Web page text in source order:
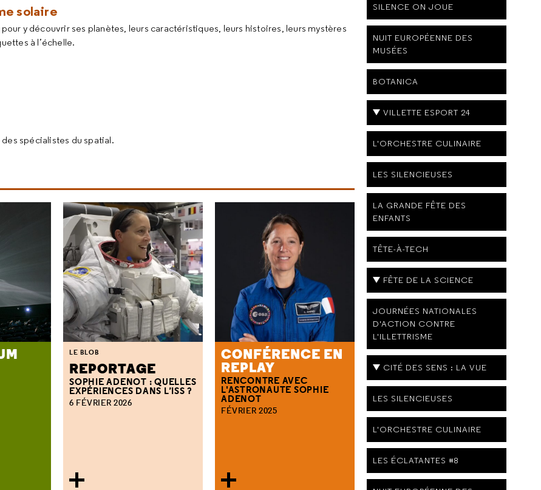
solaire
y découvrir ses planètes, leurs caractéristiques, leurs histoires, leurs mystères
à l’échelle.
spécialistes du spatial.
REPORTAGE
SOPHIE ADENOT : QUELLES
EXPÉRIENCES DANS L’ISS ?
LE BLOB
6 FÉVRIER 2026
CONFÉRENCE EN
REPLAY
RENCONTRE AVEC
L'ASTRONAUTE SOPHIE
ADENOT
FÉVRIER 2025
SILENCE ON JOUE
NUIT EUROPÉENNE DES
MUSÉES
BOTANICA
VILLETTE ESPORT 24
L'ORCHESTRE CULINAIRE
LES SILENCIEUSES
LA GRANDE FÊTE DES
ENFANTS
TÊTE-À-TECH
FÊTE DE LA SCIENCE
JOURNÉES NATIONALES
D'ACTION CONTRE
L'ILLETTRISME
CITÉ DES SENS : LA VUE
LES SILENCIEUSES
L'ORCHESTRE CULINAIRE
LES ÉCLATANTES #8